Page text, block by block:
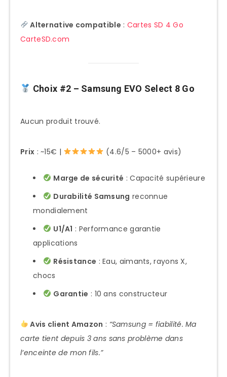
Alternative compatible : Cartes SD 4 Go
CarteSD.com
Choix #2 – Samsung EVO Select 8 Go
Aucun produit trouvé.
Prix : ~15€ | (4.6/5 – 5000+ avis)
Marge de sécurité : Capacité supérieure
Durabilité Samsung reconnue
mondialement
U1/A1 : Performance garantie
applications
Résistance : Eau, aimants, rayons X,
chocs
Garantie : 10 ans constructeur
Avis client Amazon : “Samsung = fiabilité. Ma
carte tient depuis 3 ans sans problème dans
l’enceinte de mon fils.”